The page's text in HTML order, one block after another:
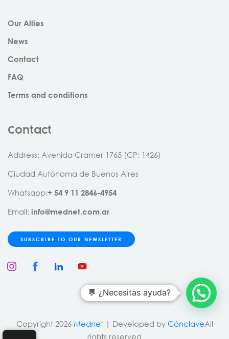
Our Allies
News
Contact
FAQ
Terms and conditions
Contact
Address: Avenida Cramer 1765 (CP: 1426)
Ciudad Autónoma de Buenos Aires
Whatsapp:+ 54 9 11 2846-4954
Email: info@mednet.com.ar
SUBSCRIBE TO OUR NEWSLETTER
Copyright 2026 Mednet| Developed by CónclaveAll
rights reserved
💬 ¿Necesitas ayuda?